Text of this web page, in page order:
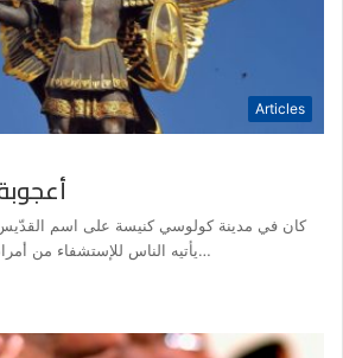
Articles
كان في مدينة كولوسي كنيسة على اسم
يأتيه الناس للإستشفاء من أمراضهم بغسلهم فيه، بواسطة…